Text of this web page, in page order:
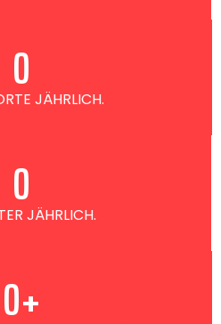
JÄHRLICH.
0
JÄHRLICH.
0
0+